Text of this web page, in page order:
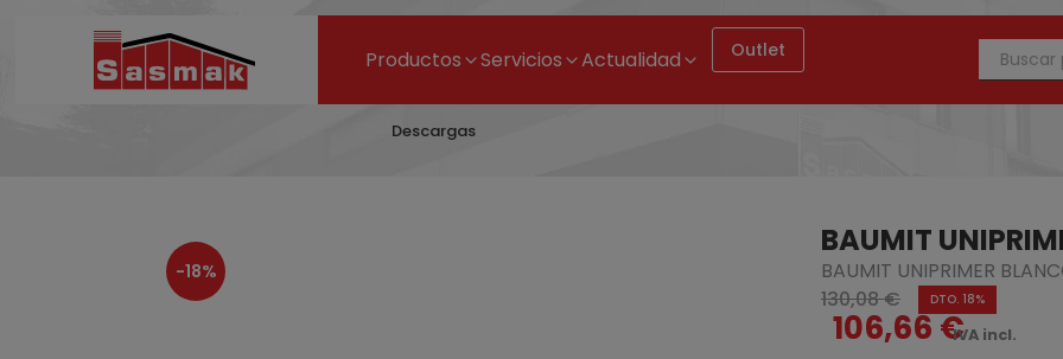
Productos Servicios Actualidad Outlet
Descargas
-18%
BAUMIT
BAUMIT UNIPRIMER
130,08 €
DTO. 18%
106,66 €IVA incl.